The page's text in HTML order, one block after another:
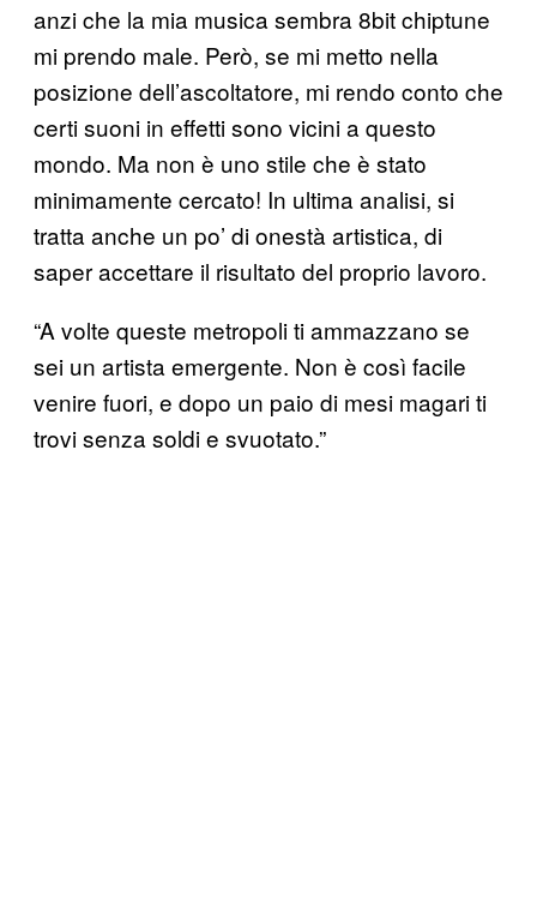
anzi che la mia musica sembra 8bit chiptune
mi prendo male. Però, se mi metto nella
posizione dell’ascoltatore, mi rendo conto che
certi suoni in effetti sono vicini a questo
mondo. Ma non è uno stile che è stato
minimamente cercato! In ultima analisi, si
tratta anche un po’ di onestà artistica, di
saper accettare il risultato del proprio lavoro.
“A volte queste metropoli ti ammazzano se
sei un artista emergente. Non è così facile
venire fuori, e dopo un paio di mesi magari ti
trovi senza soldi e svuotato.”